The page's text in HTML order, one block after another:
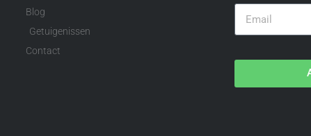
Blog
Getuigenissen
Contact